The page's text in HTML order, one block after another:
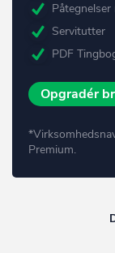
Påtegnelser
Servitutter
PDF
Opgradér
Premium.